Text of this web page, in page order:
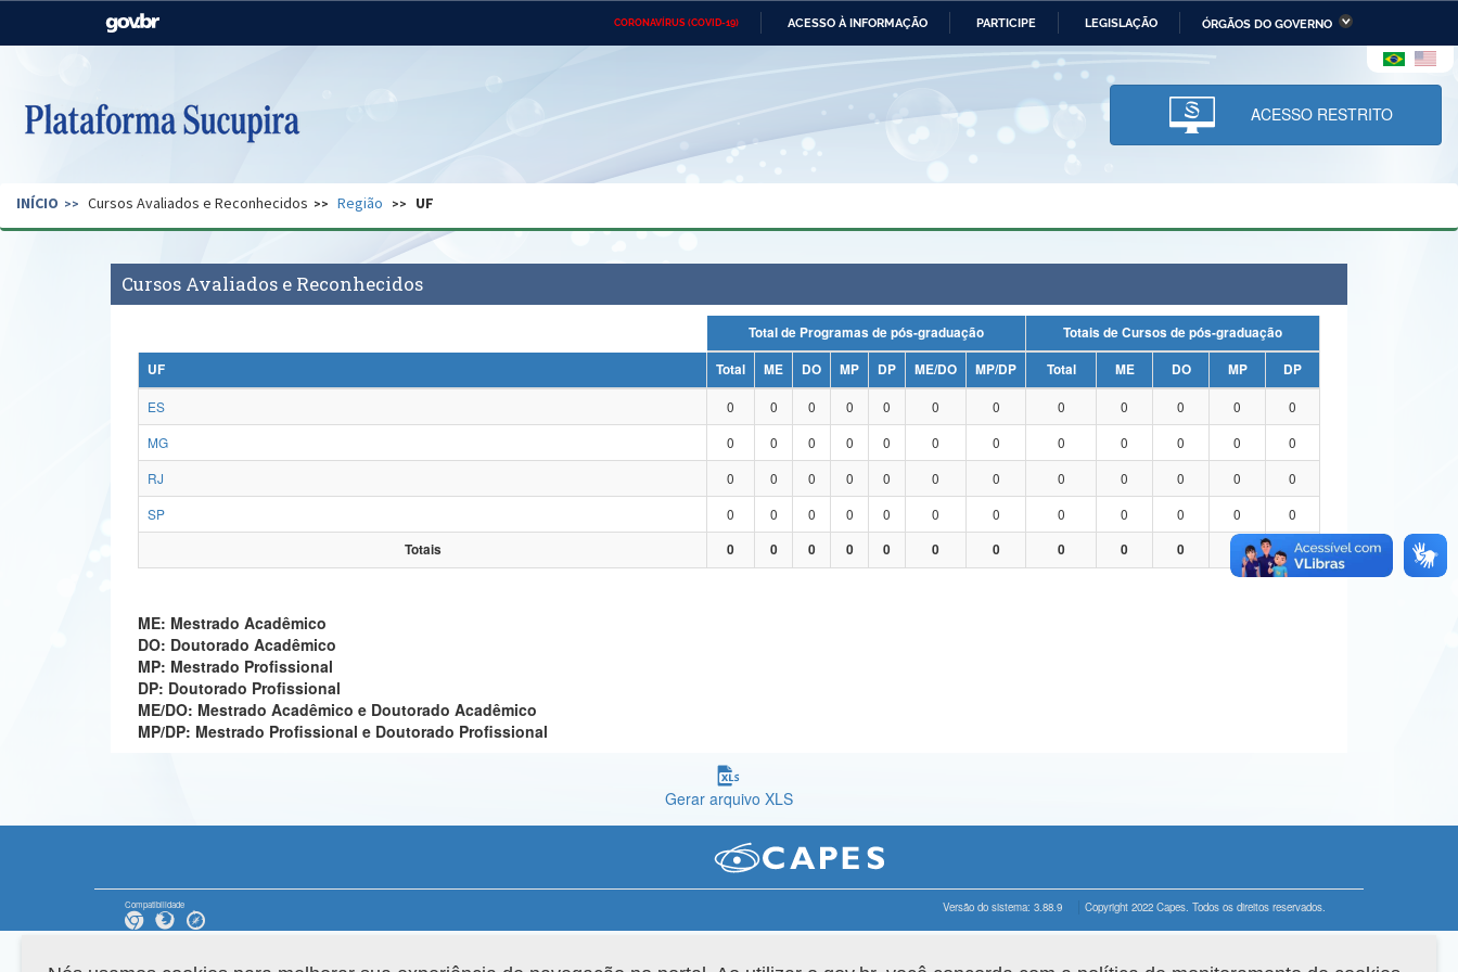
CORONAVÍRUS (COVID-19) ACESSO À INFORMAÇÃO PARTICIPE LEGISLAÇÃO ÓRGÃOS DO GOVERNO
Casa Civil Ministério das Relações Ministério da Economia Ministério da Infraestrutura
Pecuária e Abastecimento
Ministério da Ciência,
Tecnologia, Inovações e
Comunicações
Ministério do Desenvolvimento
Regional e dos Direitos Humanos
Secretaria de Governo Gabinete de Segurança Advocacia-Geral da União Banco Central do Brasil Planalto
ACESSO RESTRITO
INÍCIO Cursos Avaliados e Reconhecidos Região UF
Cursos Avaliados e Reconhecidos
Total de Programas de pós-graduação
Totais de Cursos de pós-graduação
UF
Total ME DO MP DP ME/DO MP/DP Total ME DO MP
DP
ES
0 0 0 0 0 0 0 0 0 0 0
0
MG
0 0 0 0 0 0 0 0 0 0 0
0
RJ
0 0 0 0 0 0 0 0 0 0 0
0
SP
0 0 0 0 0 0 0 0 0 0 0
0
Totais
0 0 0 0 0 0 0 0 0 0 0
ME: Mestrado Acadêmico
DO: Doutorado Acadêmico
MP: Mestrado Profissional
DP: Doutorado Profissional
ME/DO: Mestrado Acadêmico e Doutorado Acadêmico
MP/DP: Mestrado Profissional e Doutorado Profissional
Gerar arquivo XLS
Compatibilidade Versão do sistema: 3.88.9 Copyright 2022 Capes. Todos os direitos reservados.